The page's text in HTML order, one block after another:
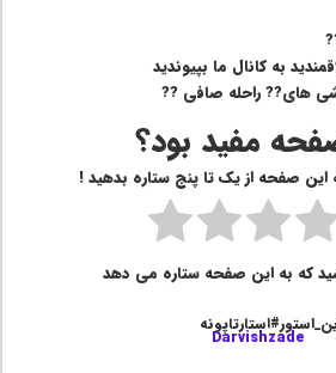
به کانال ما بپیوندید
های?? راحله صافی ??
مفید بود؟
این صفحه از یک تا پنج ستاره بدهید !
که به این صفحه ستاره می دهد
Darvishzade